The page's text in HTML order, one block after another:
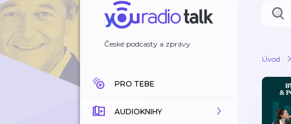
České podcasty a zprávy
PRO TEBE
AUDIOKNIHY
Úvod